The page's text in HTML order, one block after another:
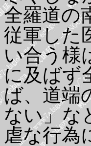
全羅道の
従軍した
い合う様
に及ばず
ば、道端
ない」な
虐な行為